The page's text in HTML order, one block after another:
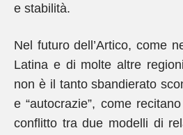
e stabilità.
Nel futuro dell’Artico, come
Latina e di molte altre
non è il tanto sbandierato
e “autocrazie”, come
conflitto tra due modelli di